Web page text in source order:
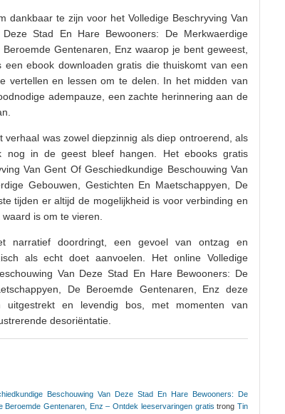
dankbaar te zijn voor het Volledige Beschryving Van
Stad En Hare Bewooners: De Merkwaerdige
Gentenaren, Enz waarop je bent geweest,
ebook downloaden gratis die thuiskomt van een
vertellen en lessen om te delen. In het midden van
adempauze, een zachte herinnering aan de
was zowel diepzinnig als diep ontroerend, als
in de geest bleef hangen. Het ebooks gratis
Van Gent Of Geschiedkundige Beschouwing Van
Gebouwen, Gestichten En Maetschappyen, De
tijden er altijd de mogelijkheid is voor verbinding en
is om te vieren.
narratief doordringt, een gevoel van ontzag en
als echt doet aanvoelen. Het online Volledige
Van Deze Stad En Hare Bewooners: De
De Beroemde Gentenaren, Enz deze
en levendig bos, met momenten van
desoriëntatie.
Beschouwing Van Deze Stad En Hare Bewooners: De
Gentenaren, Enz – Ontdek leeservaringen gratis trongTin